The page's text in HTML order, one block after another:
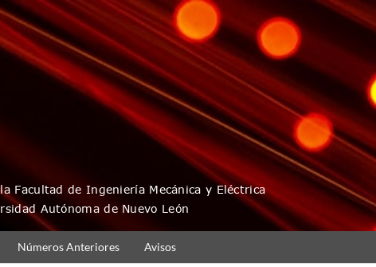
Números Anteriores Avisos